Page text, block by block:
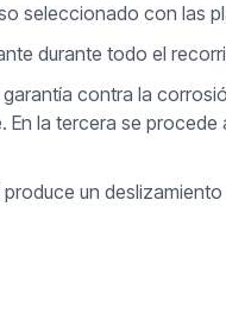
seleccionado con las
durante todo el
contra la
la tercera se procede
un